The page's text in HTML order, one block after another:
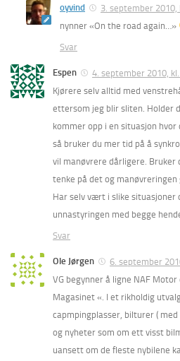
oyvind
3. september 2010,
nynner «On the road again…»
Svar
Espen
4. september 2010,
Kjørere selv alltid med
ettersom jeg blir sliten. Holder
kommer opp i en situasjon
så bruker du mer tid på å
vil manøvrere dårligere. Bruker
tenke på det og
Har selv vært i slike situasjoner
unnastyringen med begge
Svar
Ole Jørgen
6. september
VG begynner å ligne NAF
Magasinet «. I et rikholdig
capmpingplasser, bilturer (
og nyheter som om ett visst
uansett om de fleste nybilene